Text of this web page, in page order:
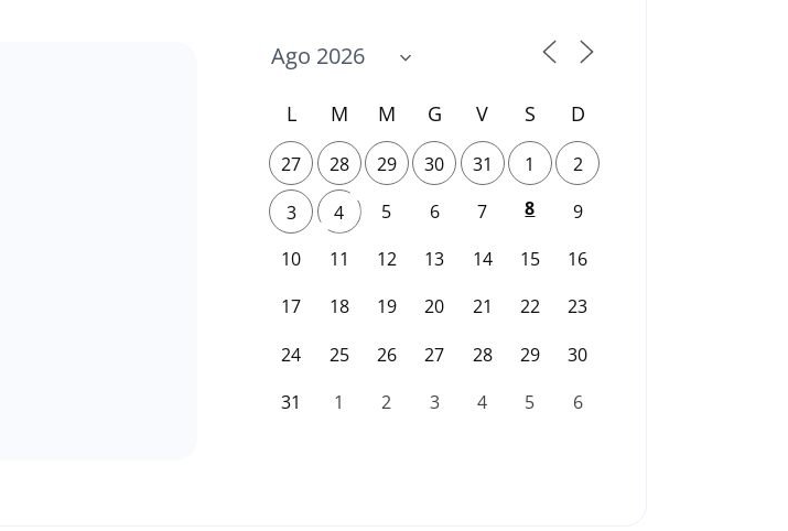
L M M G V S D
27 28 29 30 31 1
2
3
4 5 6 7 8
9
10
11 12 13 14 15
16
17
18 19 20 21 22
23
24
25 26 27 28 29
30
31
1 2 3 4 5 6